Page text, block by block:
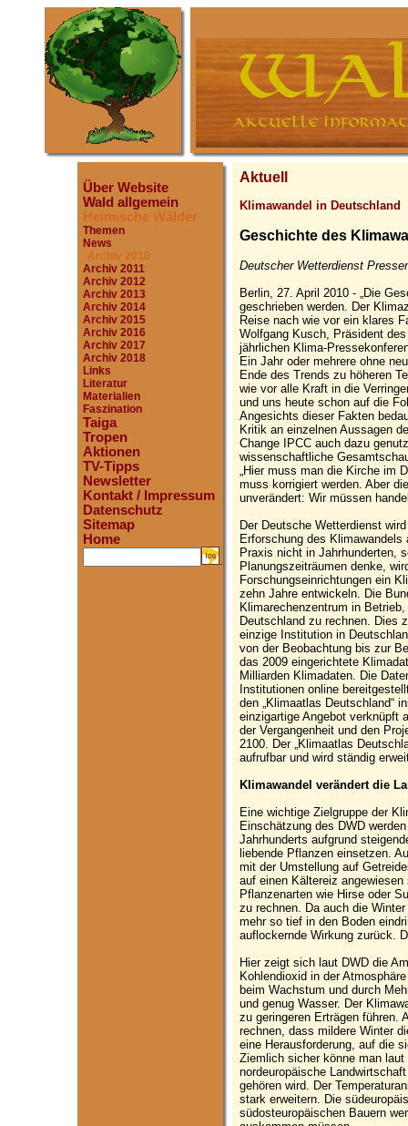
Über Website
Wald allgemein
Heimische Wälder
Themen
News
Archiv 2010
Archiv 2011
Archiv 2012
Archiv 2013
Archiv 2014
Archiv 2015
Archiv 2016
Archiv 2017
Archiv 2018
Links
Literatur
Materialien
Faszination
Taiga
Tropen
Aktionen
TV-Tipps
Newsletter
Kontakt / Impressum
Datenschutz
Sitemap
Home
.
Aktuell
Klimawandel in Deutschland
Geschichte des
Deutscher Wetterdienst
Berlin, 27. April 2010 - „Die
geschrieben werden. Der
Reise nach wie vor ein klares
Wolfgang Kusch, Präsident
jährlichen Klima-
Ein Jahr oder mehrere ohne
Ende des Trends zu höheren
wie vor alle Kraft in die
und uns heute schon auf die
Angesichts dieser Fakten
Kritik an einzelnen Aussagen
Change IPCC auch dazu
wissenschaftliche
„Hier muss man die Kirche im
muss korrigiert werden. Aber
unverändert: Wir müssen
Der Deutsche Wetterdienst
Erforschung des
Praxis nicht in Jahrhunderten,
Planungszeiträumen denke,
Forschungseinrichtungen ein
zehn Jahre entwickeln. Die
Klimarechenzentrum in
Deutschland zu rechnen. Dies
einzige Institution in
von der Beobachtung bis zur
das 2009 eingerichtete
Milliarden Klimadaten. Die
Institutionen online
den „Klimaatlas Deutschland“
einzigartige Angebot verknüpft
der Vergangenheit und den
2100. Der „Klimaatlas
aufrufbar und wird ständig
Klimawandel verändert die
Eine wichtige Zielgruppe der
Einschätzung des DWD
Jahrhunderts aufgrund
liebende Pflanzen einsetzen.
mit der Umstellung auf
auf einen Kältereiz
Pflanzenarten wie Hirse oder
zu rechnen. Da auch die
mehr so tief in den Boden
auflockernde Wirkung zurück.
Hier zeigt sich laut DWD die
Kohlendioxid in der
beim Wachstum und durch
und genug Wasser. Der
zu geringeren Erträgen führen.
rechnen, dass mildere Winter
eine Herausforderung, auf die
Ziemlich sicher könne man
nordeuropäische
gehören wird. Der
stark erweitern. Die
südosteuropäischen Bauern